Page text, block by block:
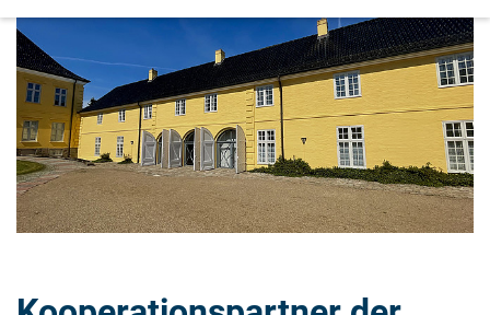
Zum Hauptinhalt springen
Zur Navigation springen